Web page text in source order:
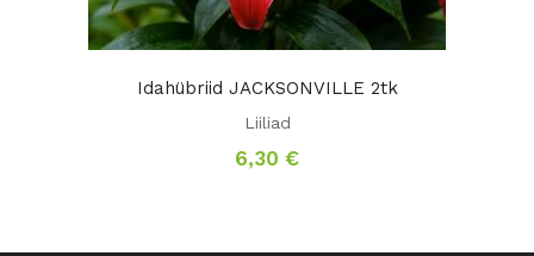
Idahübriid JACKSONVILLE 2tk
Liiliad
6,30 €